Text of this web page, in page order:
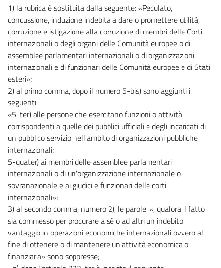
1) la rubrica è sostituita dalla seguente: «Peculato,
concussione, induzione indebita a dare o promettere utilità,
corruzione e istigazione alla corruzione di membri delle Corti
internazionali o degli organi delle Comunità europee o di
assemblee parlamentari internazionali o di organizzazioni
internazionali e di funzionari delle Comunità europee e di Stati
esteri»;
2) al primo comma, dopo il numero 5-bis) sono aggiunti i
seguenti:
«5-ter) alle persone che esercitano funzioni o attività
corrispondenti a quelle dei pubblici ufficiali e degli incaricati di
un pubblico servizio nell'ambito di organizzazioni pubbliche
internazionali;
5-quater) ai membri delle assemblee parlamentari
internazionali o di un'organizzazione internazionale o
sovranazionale e ai giudici e funzionari delle corti
internazionali»;
3) al secondo comma, numero 2), le parole: «, qualora il fatto
sia commesso per procurare a sé o ad altri un indebito
vantaggio in operazioni economiche internazionali ovvero al
fine di ottenere o di mantenere un'attività economica o
finanziaria» sono soppresse;